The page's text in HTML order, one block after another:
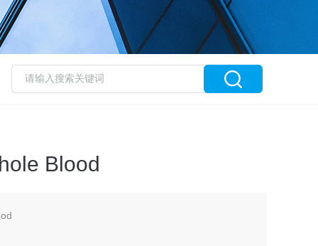
Blood